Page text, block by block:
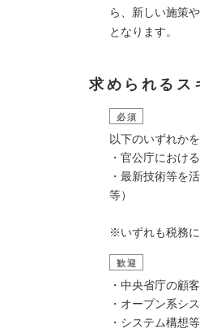
ら、新しい施策
となります。
求められるス
必須
以下のいずれか
・官公庁におけ
・最新技術等を
等）
※いずれも税務に
歓迎
・中央省庁の顧
・オープン系シ
・システム構想